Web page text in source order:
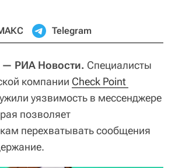
Telegram
РИА Новости. Специалисты
компании Check Point
уязвимость в мессенджере
позволяет
перехватывать сообщения